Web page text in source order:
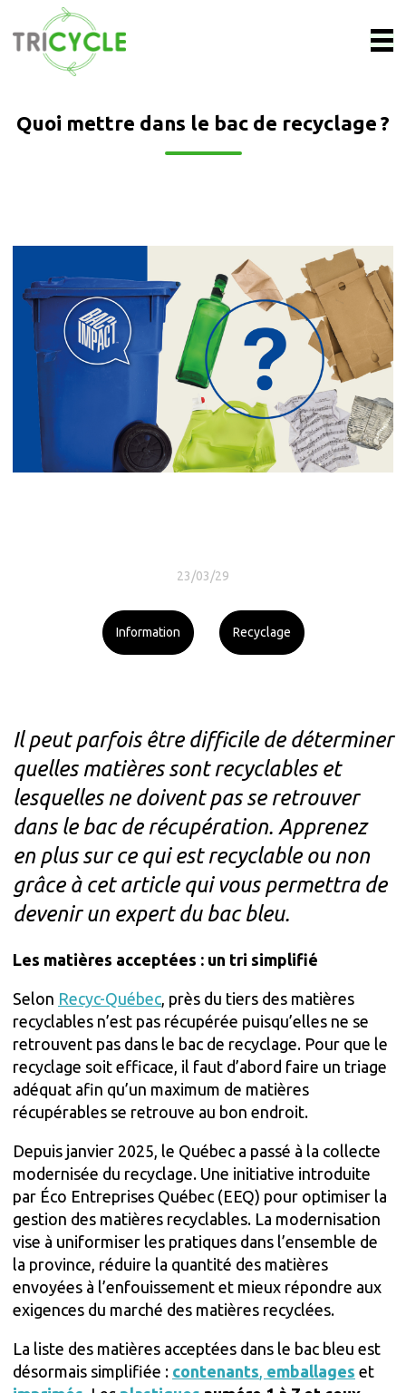
Quoi mettre dans le bac de recyclage ?
23/03/29
Information Recyclage
Il peut parfois être difficile de déterminer
quelles matières sont recyclables et
lesquelles ne doivent pas se retrouver
dans le bac de récupération. Apprenez
en plus sur ce qui est recyclable ou non
grâce à cet article qui vous permettra de
devenir un expert du bac bleu.
Les matières acceptées : un tri simplifié
Selon Recyc-Québec, près du tiers des matières
recyclables n’est pas récupérée puisqu’elles ne se
retrouvent pas dans le bac de recyclage. Pour que le
recyclage soit efficace, il faut d’abord faire un triage
adéquat afin qu’un maximum de matières
récupérables se retrouve au bon endroit.
Depuis janvier 2025, le Québec a passé à la collecte
modernisée du recyclage. Une initiative introduite
par Éco Entreprises Québec (EEQ) pour optimiser la
gestion des matières recyclables. La modernisation
vise à uniformiser les pratiques dans l’ensemble de
la province, réduire la quantité des matières
envoyées à l’enfouissement et mieux répondre aux
exigences du marché des matières recyclées.
La liste des matières acceptées dans le bac bleu est
désormais simplifiée : contenants, emballages et